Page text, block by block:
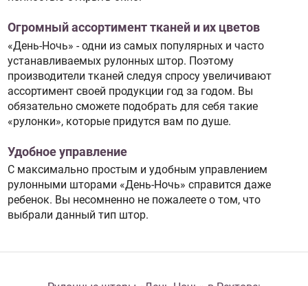
Огромный ассортимент тканей и их цветов
«День-Ночь» - одни из самых популярных и часто
устанавливаемых рулонных штор. Поэтому
производители тканей следуя спросу увеличивают
ассортимент своей продукции год за годом. Вы
обязательно сможете подобрать для себя такие
«рулонки», которые придутся вам по душе.
Удобное управление
С максимально простым и удобным управлением
рулонными шторами «День-Ночь» справится даже
ребенок. Вы несомненно не пожалеете о том, что
выбрали данный тип штор.